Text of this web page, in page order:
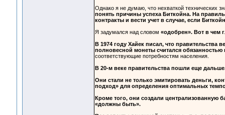
Однако я не думаю, что нехваткой технических
понять причины успеха Биткойна. На
контракты и вести учет в случае, если
Я задумался над словом «одобрен». Вот в чем
В 1974 году Хайек писал, что
полновесной монеты считался обязанностью
соответствующие потребностям населения.
В 20-м веке правительства пошли еще
Они стали не только эмитировать деньги,
подход» для определения оптимальных
Кроме того, они создали централизованную
«должны быть».